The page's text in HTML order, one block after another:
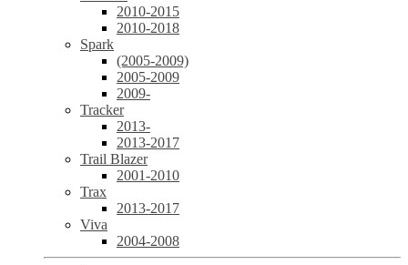
2010-2015
2010-2018
Spark
(2005-2009)
2005-2009
2009-
Tracker
2013-
2013-2017
Trail Blazer
2001-2010
Trax
2013-2017
Viva
2004-2008